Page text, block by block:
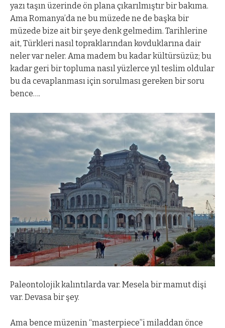
yazı taşın üzerinde ön plana çıkarılmıştır bir bakıma.
Ama Romanya’da ne bu müzede ne de başka bir
müzede bize ait bir şeye denk gelmedim. Tarihlerine
ait, Türkleri nasıl topraklarından kovduklarına dair
neler var neler. Ama madem bu kadar kültürsüzüz; bu
kadar geri bir topluma nasıl yüzlerce yıl teslim oldular
bu da cevaplanması için sorulması gereken bir soru
bence….
Paleontolojik kalıntılarda var. Mesela bir mamut dişi
var. Devasa bir şey.
Ama bence müzenin “masterpiece”i miladdan önce